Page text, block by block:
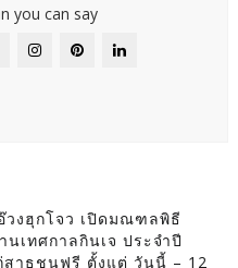
you can say
งฮุกโจว เปิดมณฑลพิธี
นเทศกาลกินเจ ประจำปี
สาธุชนฟรี ตั้งแต่ วันนี้ – 12